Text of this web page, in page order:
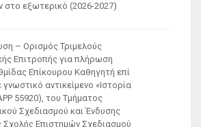
στο εξωτερικό (2026-2027)
– Ορισμός Τριμελούς
Επιτροπής για πλήρωση
Επίκουρου Καθηγητή επί
γνωστικό αντικείμενο «Ιστορία
55920), του Τμήματος
Σχεδιασμού και Ένδυσης
Σχολής Επιστημών Σχεδιασμού